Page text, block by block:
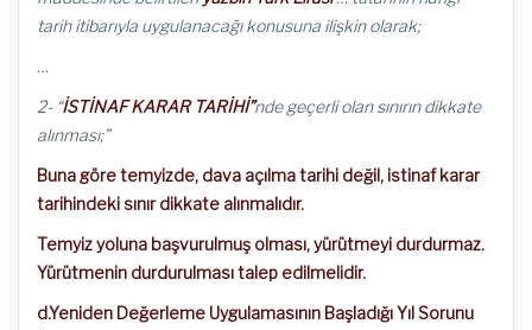
tarih itibarıyla uygulanacağı konusuna ilişkin olarak;
…
2- “İSTİNAF KARAR TARİHİ”nde geçerli olan sınırın dikkate
alınması;”
Buna göre temyizde, dava açılma tarihi değil, istinaf karar
tarihindeki sınır dikkate alınmalıdır.
Temyiz yoluna başvurulmuş olması, yürütmeyi durdurmaz.
Yürütmenin durdurulması talep edilmelidir.
d.Yeniden Değerleme Uygulamasının Başladığı Yıl Sorunu